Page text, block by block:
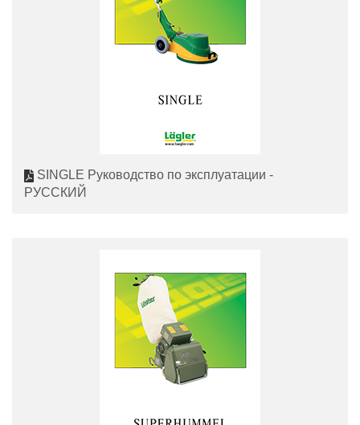
SINGLE Руководство по эксплуатации -
РУССКИЙ